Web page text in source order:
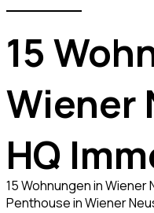
15
Wiener
HQ
15 Wohnungen in
Penthouse in Wiener